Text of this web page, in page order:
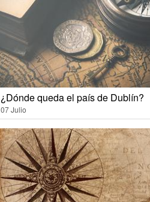
¿Dónde queda el país de Dublín?
07 Julio